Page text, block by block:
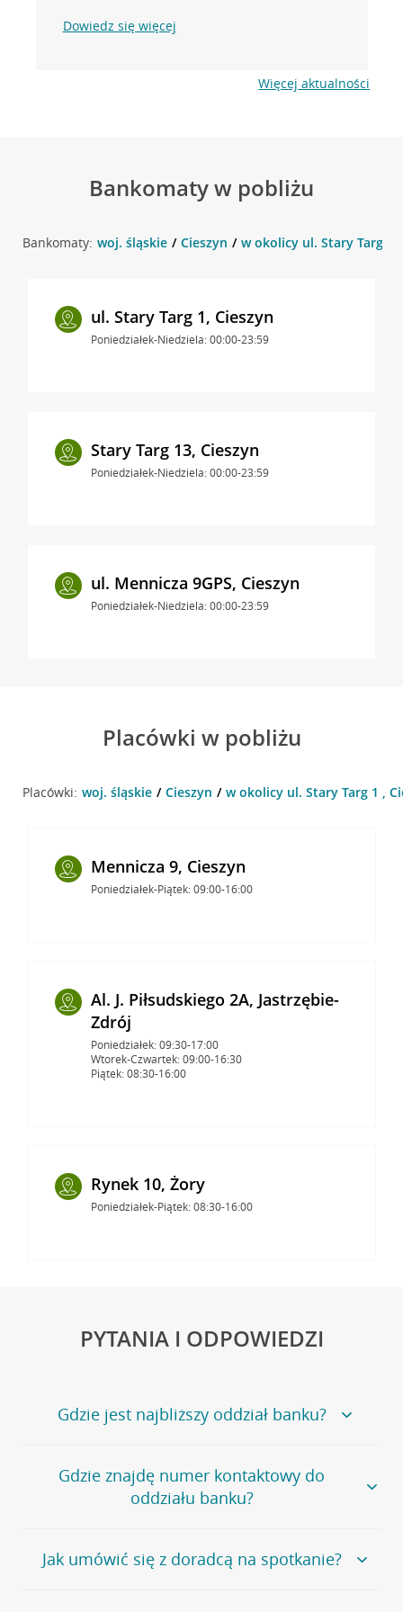
Dowiedz się więcej
Więcej aktualności
Bankomaty w pobliżu
Bankomaty: woj. śląskie Cieszyn w okolicy ul. Stary Targ 1
ul. Stary Targ 1, Cieszyn
Poniedziałek-Niedziela: 00:00-23:59
Stary Targ 13, Cieszyn
Poniedziałek-Niedziela: 00:00-23:59
ul. Mennicza 9GPS, Cieszyn
Poniedziałek-Niedziela: 00:00-23:59
Placówki w pobliżu
Placówki: woj. śląskie Cieszyn w okolicy ul. Stary Targ 1 ,
Mennicza 9, Cieszyn
Poniedziałek-Piątek: 09:00-16:00
Al. J. Piłsudskiego 2A, Jastrzębie-
Zdrój
Poniedziałek: 09:30-17:00
Wtorek-Czwartek: 09:00-16:30
Piątek: 08:30-16:00
Rynek 10, Żory
Poniedziałek-Piątek: 08:30-16:00
PYTANIA I ODPOWIEDZI
Gdzie jest najbliższy oddział banku?
Jeśli szukasz oddziału naszego banku, zapraszamy na
stronęPlacówki i bankomaty, na której znajduje się
wygodna wyszukiwarka.
oddziałów
Gdzie znajdę numer kontaktowy do
oddziału banku?
Bank Credit Agricole nie udostępnia ogólnego numeru
telefonu do placówki bankowej.
Jak umówić się z doradcą na spotkanie?